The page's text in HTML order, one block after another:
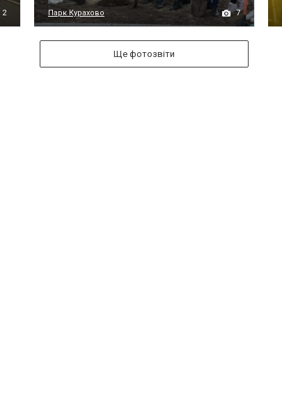
2 Парк Курахово 7
Ще фотозвіти